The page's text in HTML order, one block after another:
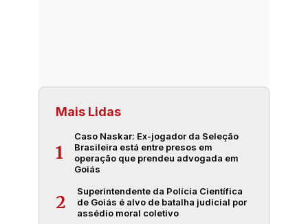
Mais Lidas
1
Caso Naskar: Ex-jogador da Seleção
Brasileira está entre presos em
operação que prendeu advogada em
Goiás
2
Superintendente da Polícia Científica
de Goiás é alvo de batalha judicial por
assédio moral coletivo